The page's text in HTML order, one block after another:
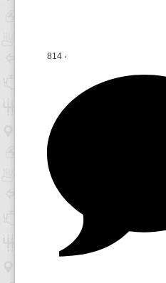
814 ‧